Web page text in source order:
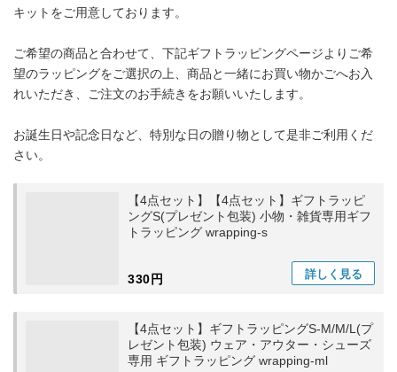
キットをご用意しております。
ご希望の商品と合わせて、下記ギフトラッピングページよりご希
望のラッピングをご選択の上、商品と一緒にお買い物かごへお入
れいただき、ご注文のお手続きをお願いいたします。
お誕生日や記念日など、特別な日の贈り物として是非ご利用くだ
さい。
【4点セット】【4点セット】ギフトラッピ
ングS(プレゼント包装) 小物・雑貨専用ギフ
トラッピング wrapping-s
330円 詳しく 見る
【4点セット】ギフトラッピングS-M/M/L(プ
レゼント包装) ウェア・アウター・シューズ
専用 ギフトラッピング wrapping-ml